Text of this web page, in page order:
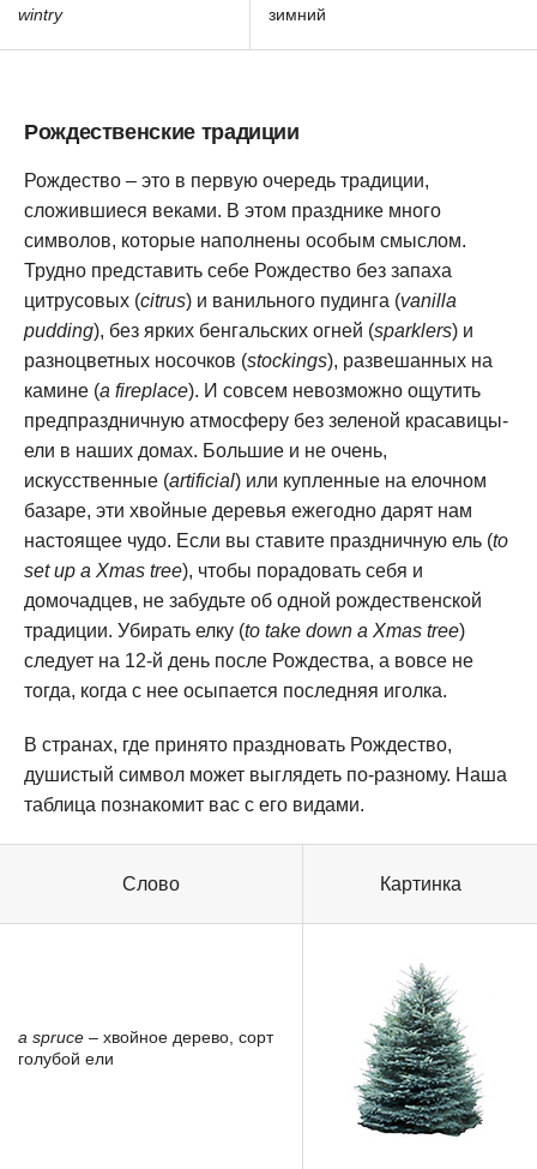
wintry зимний
Рождественские традиции
Рождество – это в первую очередь традиции,
сложившиеся веками. В этом празднике много
символов, которые наполнены особым смыслом.
Трудно представить себе Рождество без запаха
цитрусовых (citrus) и ванильного пудинга (vanilla
pudding), без ярких бенгальских огней (sparklers) и
разноцветных носочков (stockings), развешанных на
камине (a fireplace). И совсем невозможно ощутить
предпраздничную атмосферу без зеленой красавицы-
ели в наших домах. Большие и не очень,
искусственные (artificial) или купленные на елочном
базаре, эти хвойные деревья ежегодно дарят нам
настоящее чудо. Если вы ставите праздничную ель (to
set up a Xmas tree), чтобы порадовать себя и
домочадцев, не забудьте об одной рождественской
традиции. Убирать елку (to take down a Xmas tree)
следует на 12-й день после Рождества, а вовсе не
тогда, когда с нее осыпается последняя иголка.
В странах, где принято праздновать Рождество,
душистый символ может выглядеть по-разному. Наша
таблица познакомит вас с его видами.
Слово Картинка
a spruce – хвойное дерево, сорт
голубой ели